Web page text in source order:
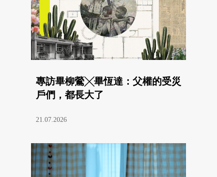
專訪畢柳鶯╳畢恆達：父權的受災
戶們，都長大了
21.07.2026